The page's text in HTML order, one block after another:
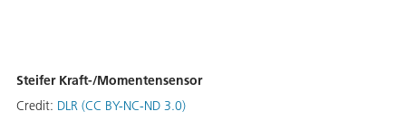
Steifer Kraft-/Momentensensor
Credit: DLR (CC BY-NC-ND 3.0)